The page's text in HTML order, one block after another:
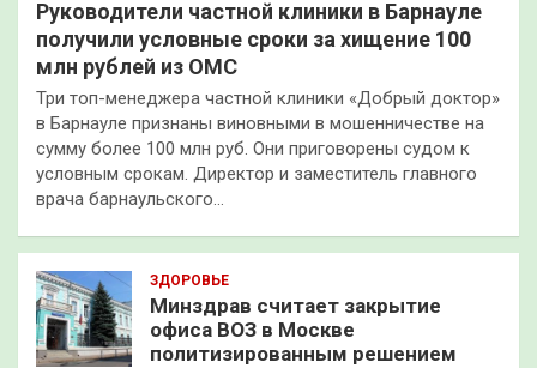
Руководители частной клиники в Барнауле
получили условные сроки за хищение 100
млн рублей из ОМС
Три топ-менеджера частной клиники «Добрый доктор»
в Барнауле признаны виновными в мошенничестве на
сумму более 100 млн руб. Они приговорены судом к
условным срокам. Директор и заместитель главного
врача барнаульского…
ЗДОРОВЬЕ
Минздрав считает закрытие
офиса ВОЗ в Москве
политизированным решением